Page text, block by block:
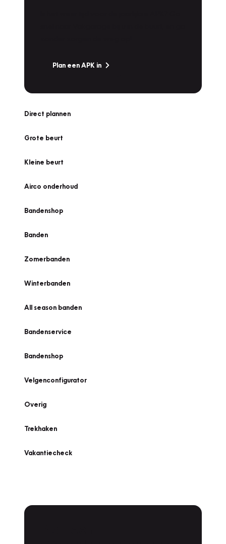
Plan een APK in
Direct plannen
Grote beurt
Kleine beurt
Airco onderhoud
Bandenshop
Banden
Zomerbanden
Winterbanden
All season banden
Bandenservice
Bandenshop
Velgenconfigurator
Overig
Trekhaken
Vakantiecheck